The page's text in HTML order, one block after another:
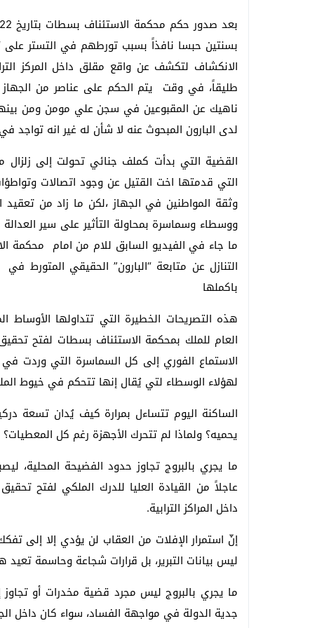
بسنتين حبسا نافذاً بسبب تورطهم في التستر
الانكشاف لتكشف عن واقع مقلق داخل المركز
طليقاً، في وقت يتم الحكم على عناصر من
ناهيك عن المقبوعين في سجن علي مومن ومن
لدى البارون المبحوث عنه لا شأن له غير انه تواجد
القضية التي بدأت كملف جنائي تحولت إلى
التي قدمتها اخت القتيل عن وجود اتصالات
وثقة المواطنين في الجهاز ،لكن ما زاد من
ووسطاء وسماسرة بمحاولة التأثير على سير
ما جاء في الفيديو السابق للام من امام محكمة
التنازل عن متابعة “البارون” الحقيقي
باكملها
هذه التصريحات الخطيرة التي تتداولها الأوساط
العام للملك بمحكمة الاستئناف بسطات لفتح
الاستماع الفوري إلى كل السماسرة التي وردت
لهؤلاء الوسطاء لتي يُقال إنها تتحكم في خيوط
الساكنة اليوم تتساءل بمرارة كيف يُدان تسعة
يحميه؟ ولماذا لم تتحرك الأجهزة رغم كل المعطيات؟
ما يجري بالبروج تجاوز حدود الفضيحة المحلية،
عاجلاً من القيادة العليا للدرك الملكي لفتح
داخل المراكز الترابية.
إنّ استمرار الإفلات من العقاب لن يؤدي إلا إلى
ليس بيانات التبرير، بل قرارات شجاعة وحاسمة
ما يجري بالبروج ليس مجرد قضية مخدرات أو
جدية الدولة في مواجهة الفساد، سواء كان داخل